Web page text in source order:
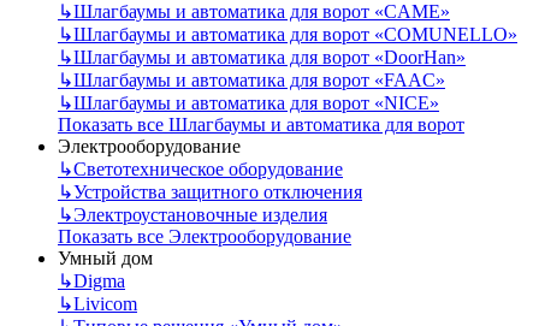
↳Шлагбаумы и автоматика для ворот «CAME»
↳Шлагбаумы и автоматика для ворот «COMUNELLO»
↳Шлагбаумы и автоматика для ворот «DoorHan»
↳Шлагбаумы и автоматика для ворот «FAAC»
↳Шлагбаумы и автоматика для ворот «NICE»
Показать все Шлагбаумы и автоматика для ворот
Электрооборудование
↳Светотехническое оборудование
↳Устройства защитного отключения
↳Электроустановочные изделия
Показать все Электрооборудование
Умный дом
↳Digma
↳Livicom